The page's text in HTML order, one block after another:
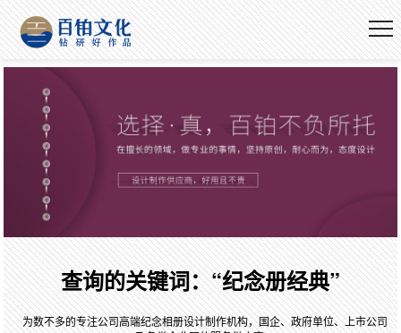
查询的关键词：“纪念册经典”
为数不多的专注公司高端纪念相册设计制作机构，国企、政府单位、上市公司